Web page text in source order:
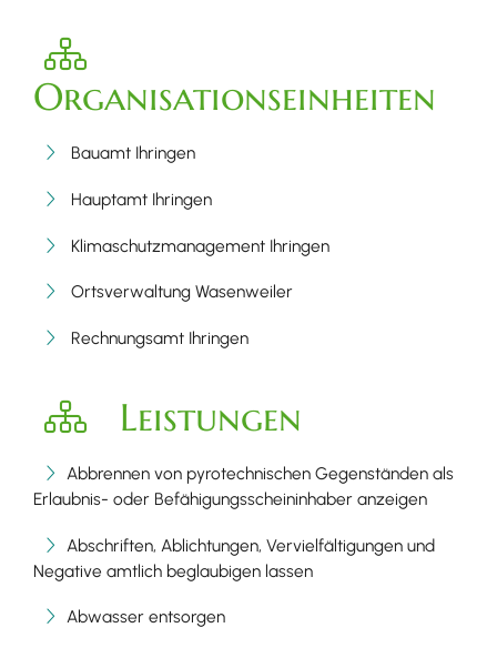
Organisationseinheiten
Bauamt Ihringen
Hauptamt Ihringen
Klimaschutzmanagement Ihringen
Ortsverwaltung Wasenweiler
Rechnungsamt Ihringen
Leistungen
Abbrennen von pyrotechnischen Gegenständen als
Erlaubnis- oder Befähigungsscheininhaber anzeigen
Abschriften, Ablichtungen, Vervielfältigungen und
Negative amtlich beglaubigen lassen
Abwasser entsorgen